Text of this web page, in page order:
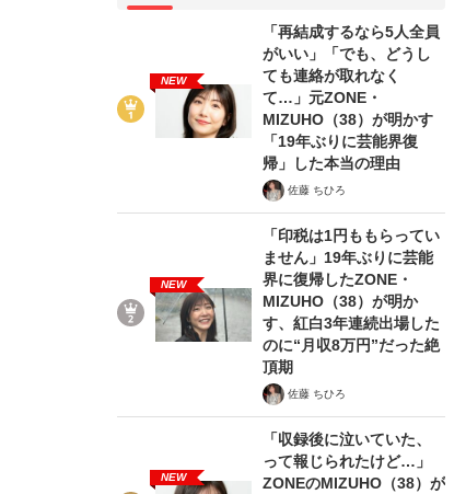
NEW
「再結成するなら5人全員
がいい」「でも、どうし
ても連絡が取れなく
て…」元ZONE・
MIZUHO（38）が明かす
「19年ぶりに芸能界復
帰」した本当の理由
佐藤 ちひろ
NEW
「印税は1円ももらってい
ません」19年ぶりに芸能
界に復帰したZONE・
MIZUHO（38）が明か
す、紅白3年連続出場した
のに“月収8万円”だった絶
頂期
佐藤 ちひろ
NEW
「収録後に泣いていた、
って報じられたけど…」
ZONEのMIZUHO（38）が